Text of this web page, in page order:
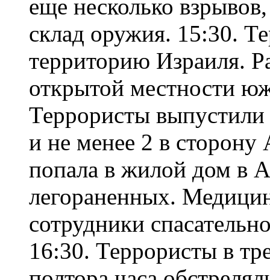
еще несколько
склад оружия. 15:30.
территорию Израиля.
открытой местности
Террористы
и не менее 2 в
попала в жилой дом в
легораненных.
сотрудники
16:30. Террористы в